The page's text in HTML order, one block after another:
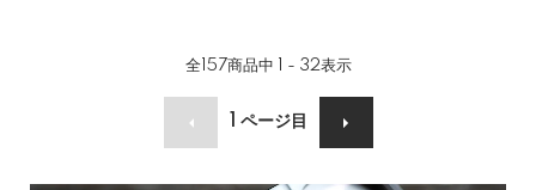
全157商品中 1 - 32表示
1 ページ目